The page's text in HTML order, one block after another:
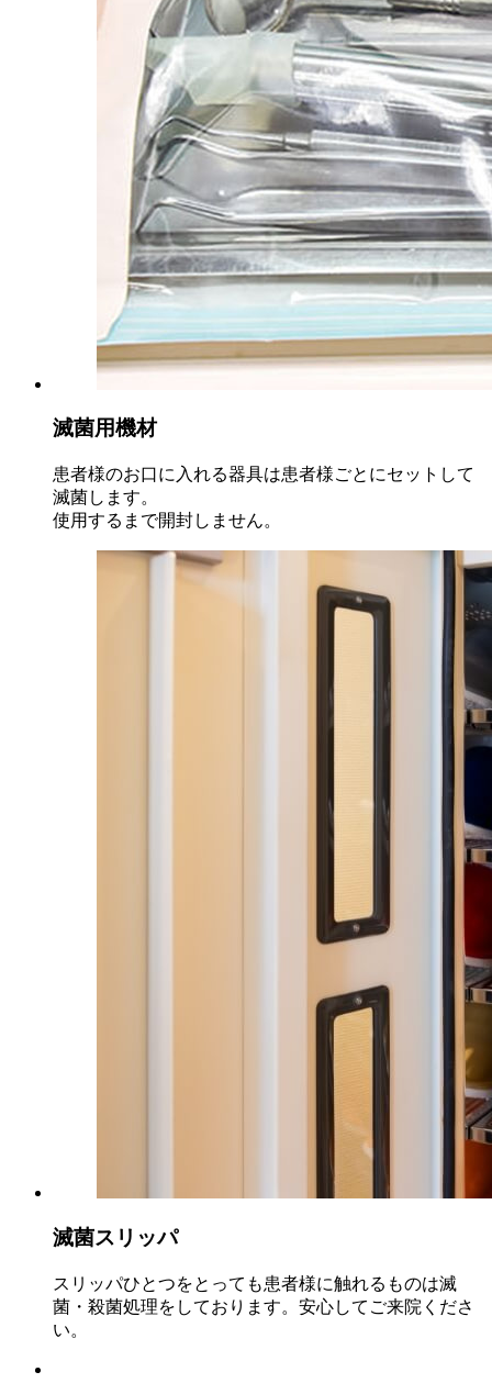
滅菌用機材
患者様のお口に入れる器具は患者様ごとにセットして
滅菌します。
使用するまで開封しません。
滅菌スリッパ
スリッパひとつをとっても患者様に触れるものは滅
菌・殺菌処理をしております。安心してご来院くださ
い。